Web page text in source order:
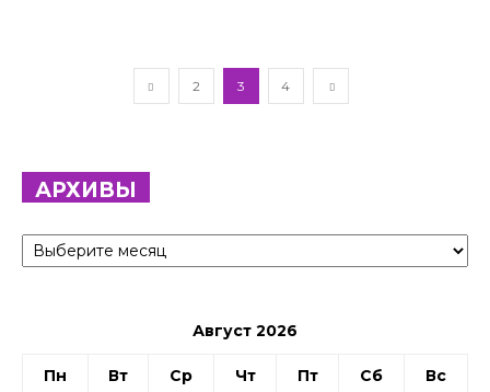
2 3 4
АРХИВЫ
Архивы
Август 2026
Пн Вт Ср Чт Пт Сб Вс